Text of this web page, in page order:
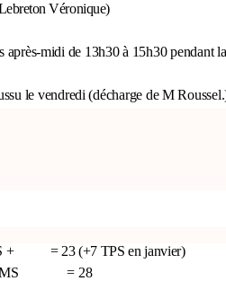
Véronique)
midi de 13h30 à 15h30 pendant
le vendredi (décharge de M
+ = 23 (+7 TPS en janvier)
= 28